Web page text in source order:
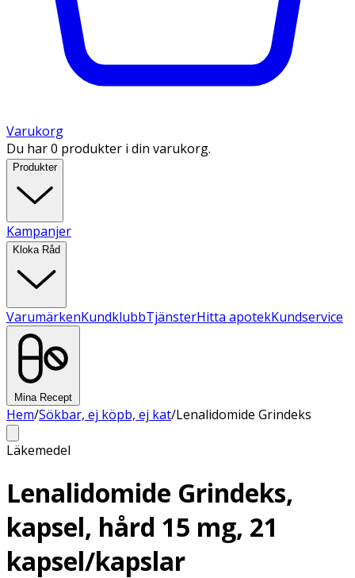
Varukorg
Du har 0 produkter i din varukorg.
Produkter
Kampanjer
Kloka Råd
VarumärkenKundklubbTjänsterHitta apotekKundservice
Mina Recept
Hem/Sökbar, ej köpb, ej kat/Lenalidomide Grindeks
Läkemedel
Lenalidomide Grindeks,
kapsel, hård 15 mg, 21
kapsel/kapslar